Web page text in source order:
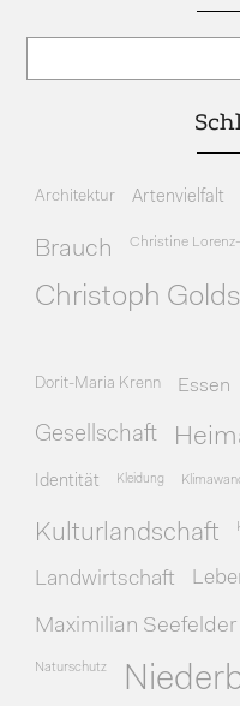
Architektur Artenvielfalt
Brauch Christine
Christoph
Dorit-Maria Krenn Essen
Gesellschaft
Identität Kleidung
Kulturlandschaft
Landwirtschaft
Maximilian Seefelder
Naturschutz